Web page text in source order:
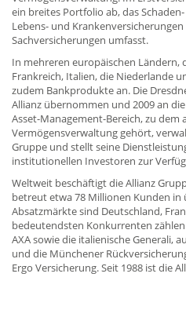
ein breites Portfolio ab, das
Lebens- und
Sachversicherungen umfasst.
In mehreren europäischen Ländern,
Frankreich, Italien, die Niederlande
zudem Bankprodukte an. Die
Allianz übernommen und 2009 an
Asset-Management-Bereich, zu dem
Vermögensverwaltung gehört,
Gruppe und stellt seine
institutionellen Investoren zur
Weltweit beschäftigt die Allianz
betreut etwa 78 Millionen Kunden in
Absatzmärkte sind Deutschland,
bedeutendsten Konkurrenten
AXA sowie die italienische Generali,
und die Münchener
Ergo Versicherung. Seit 1988 ist die